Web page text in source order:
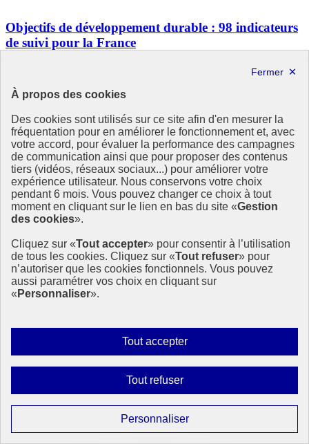
À propos des cookies
Des cookies sont utilisés sur ce site afin d'en mesurer la
fréquentation pour en améliorer le fonctionnement et, avec
votre accord, pour évaluer la performance des campagnes
de communication ainsi que pour proposer des contenus
tiers (vidéos, réseaux sociaux...) pour améliorer votre
expérience utilisateur. Nous conservons votre choix
pendant 6 mois. Vous pouvez changer ce choix à tout
moment en cliquant sur le lien en bas du site «Gestion
des cookies».
Cliquez sur «Tout accepter» pour consentir à l’utilisation
de tous les cookies. Cliquez sur «Tout refuser» pour
n’autoriser que les cookies fonctionnels. Vous pouvez
aussi paramétrer vos choix en cliquant sur
« Personnaliser».
Tout accepterAutoriser
tous
Tout refuserInterdire
tous
PersonnaliserParamétrer
les
Objectifs de développement durable : 98 indicateurs
de suivi pour la France
Les indicateurs de suivi des 17 Objectifs de développement durable
composent le tableau de bord de suivi pour évaluer les progrès de la
Un exercice de (…)
19 septembre 2018 - En France